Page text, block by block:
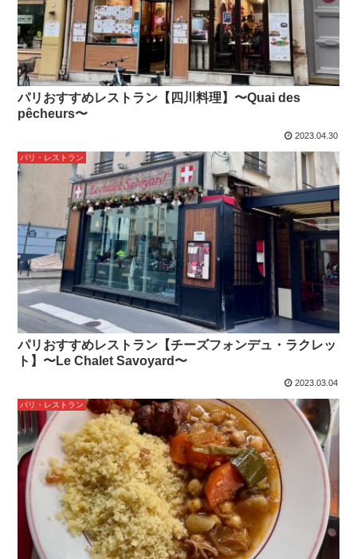
パリおすすめレストラン【四川料理】〜Quai des
pêcheurs〜
2023.04.30
パリ・レストラン
パリおすすめレストラン【チーズフォンデュ・ラクレッ
ト】〜Le Chalet Savoyard〜
2023.03.04
パリ・レストラン